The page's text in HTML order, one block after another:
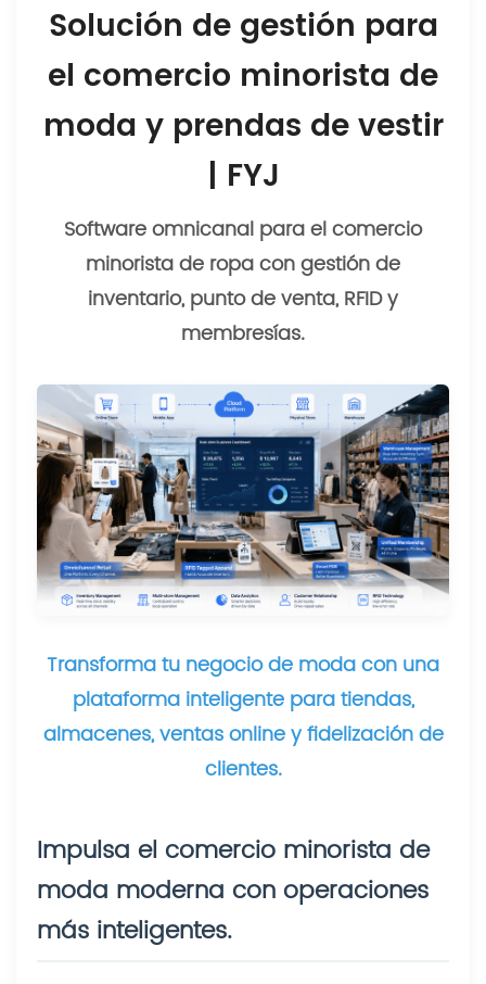
Solución de gestión para
el comercio minorista de
moda y prendas de vestir
| FYJ
Software omnicanal para el comercio
minorista de ropa con gestión de
inventario, punto de venta, RFID y
membresías.
Transforma tu negocio de moda con una
plataforma inteligente para tiendas,
almacenes, ventas online y fidelización de
clientes.
Impulsa el comercio minorista de
moda moderna con operaciones
más inteligentes.